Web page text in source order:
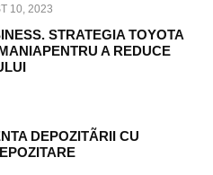
10, 2023
STRATEGIA TOYOTA
A REDUCE
DEPOZITÃRII CU